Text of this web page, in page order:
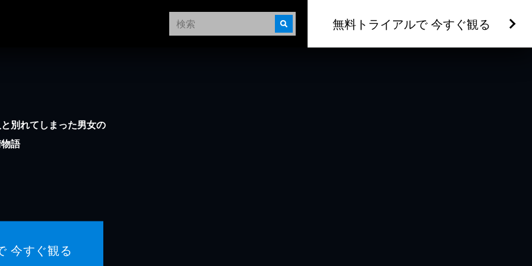
無料トライアルで 今すぐ観る
別れてしまった男女の
語
今すぐ観る